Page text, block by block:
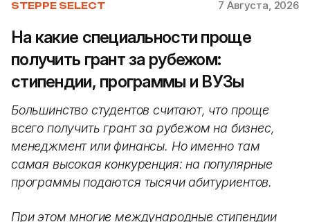
STEPPE SELECT 7 Августа, 2026
На какие специальности проще
получить грант за рубежом:
стипендии, программы и ВУЗы
Большинство студентов считают, что проще
всего получить грант за рубежом на бизнес,
менеджмент или финансы. Но именно там
самая высокая конкуренция: на популярные
программы подаются тысячи абитуриентов.
При этом многие международные стипендии